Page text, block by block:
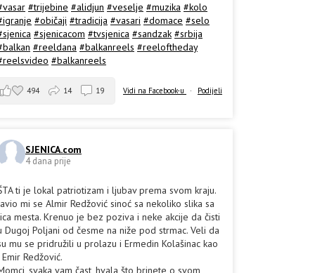
#trijebine #alidjun #veselje #muzika #kolo
#običaji #tradicija #vasari #domace #selo
#sjenicacom #tvsjenica #sandzak #srbija
#reeldana #balkanreels #reeloftheday
#balkanreels
Vidi na Facebook-u · Podijeli
494 14 19
SJENICA.com
4 dana prije
ti je lokal patriotizam i ljubav prema svom kraju.
mi se Almir Redžović sinoć sa nekoliko slika sa
mesta. Krenuo je bez poziva i neke akcije da čisti
Dugoj Poljani od česme na niže pod strmac. Veli da
mu se pridružili u prolazu i Ermedin Kolašinac kao
Redžović.
svaka vam čast, hvala što brinete o svom